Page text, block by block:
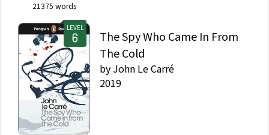
21375 words
LEVEL
The Spy Who Came In From
The Cold
by John Le Carré
2019